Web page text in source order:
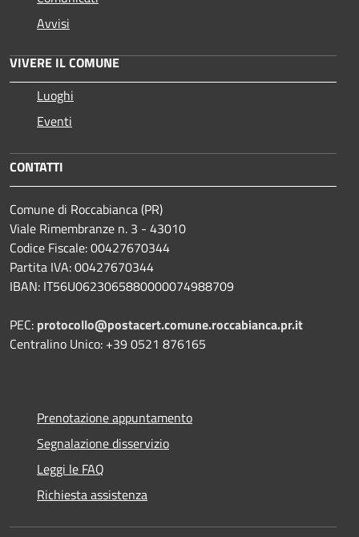
Avvisi
VIVERE IL COMUNE
Luoghi
Eventi
CONTATTI
Comune di Roccabianca (PR)
Viale Rimembranze n. 3 - 43010
Codice Fiscale: 00427670344
Partita IVA: 00427670344
IBAN: IT56U0623065880000074988709
PEC: protocollo@postacert.comune.roccabianca.pr.it
Centralino Unico: +39 0521 876165
Prenotazione appuntamento
Segnalazione disservizio
Leggi le FAQ
Richiesta assistenza